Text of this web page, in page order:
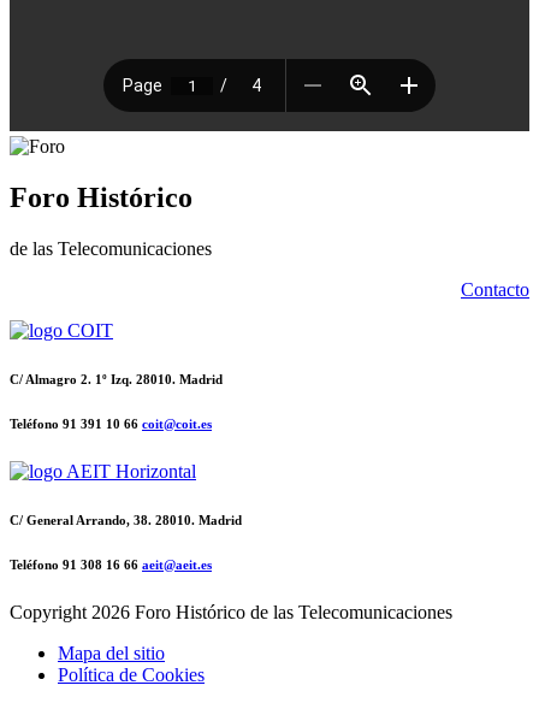
Foro Histórico
de las Telecomunicaciones
Contacto
C/ Almagro 2. 1º Izq. 28010. Madrid
Teléfono 91 391 10 66 coit@coit.es
C/ General Arrando, 38. 28010. Madrid
Teléfono 91 308 16 66 aeit@aeit.es
Copyright 2026 Foro Histórico de las Telecomunicaciones
Mapa del sitio
Política de Cookies